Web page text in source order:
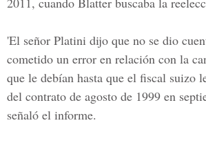
'El señor Platini dijo que no se dio
cometido un error en relación con la
que le debían hasta que el fiscal suizo
del contrato de agosto de 1999 en
señaló el informe.